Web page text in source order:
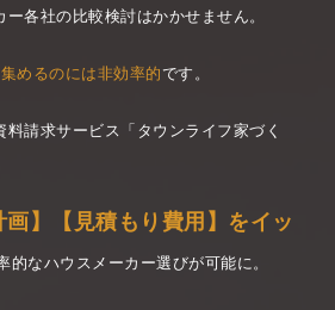
各社の比較検討はかかせません。
めるのには非効率的です。
請求サービス「タウンライフ家づく
】【見積もり費用】をイッ
的なハウスメーカー選びが可能に。